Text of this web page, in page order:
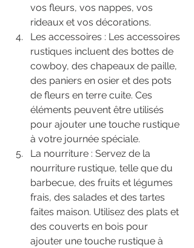
vos fleurs, vos nappes, vos
rideaux et vos décorations.
Les accessoires : Les accessoires
rustiques incluent des bottes de
cowboy, des chapeaux de paille,
des paniers en osier et des pots
de fleurs en terre cuite. Ces
éléments peuvent être utilisés
pour ajouter une touche rustique
à votre journée spéciale.
La nourriture : Servez de la
nourriture rustique, telle que du
barbecue, des fruits et légumes
frais, des salades et des tartes
faites maison. Utilisez des plats et
des couverts en bois pour
ajouter une touche rustique à